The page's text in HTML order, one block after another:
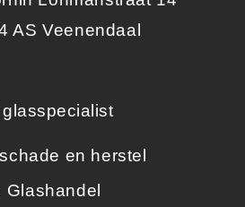
AS Veenendaal
glasspecialist
en herstel
Glashandel